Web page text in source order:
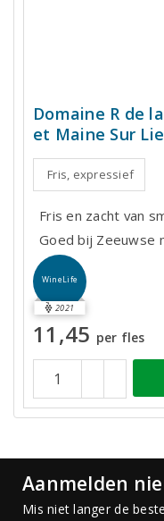
Domaine R de
et Maine Sur
Fris, expressief
Fris en zacht van
Goed bij Zeeuwse
WineLife
2021
11,45 per fles
Aanmelden
Mis niet langer de